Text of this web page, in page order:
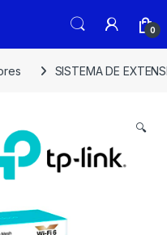
0
SISTEMA DE
🔍